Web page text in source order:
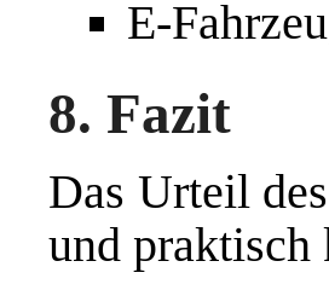
E-
8. Fazit
Das Urteil
und praktisch